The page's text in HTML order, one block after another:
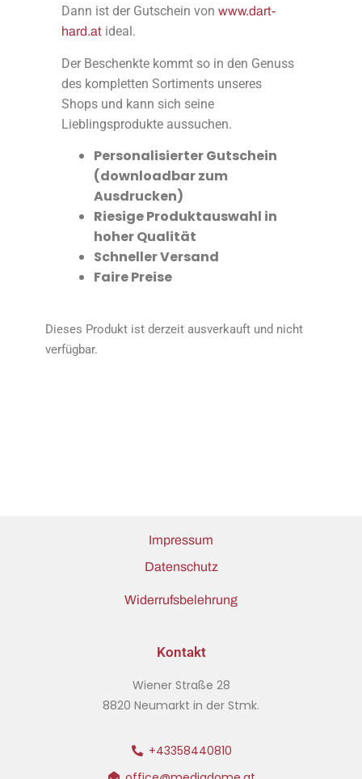
Dann ist der Gutschein von www.dart-
hard.at ideal.
Der Beschenkte kommt so in den Genuss
des kompletten Sortiments unseres
Shops und kann sich seine
Lieblingsprodukte aussuchen.
Personalisierter Gutschein
(downloadbar zum
Ausdrucken)
Riesige Produktauswahl in
hoher Qualität
Schneller Versand
Faire Preise
Dieses Produkt ist derzeit ausverkauft und nicht
verfügbar.
Impressum
Datenschutz
Widerrufsbelehrung
Kontakt
Wiener Straße 28
8820 Neumarkt in der Stmk.
+43358440810